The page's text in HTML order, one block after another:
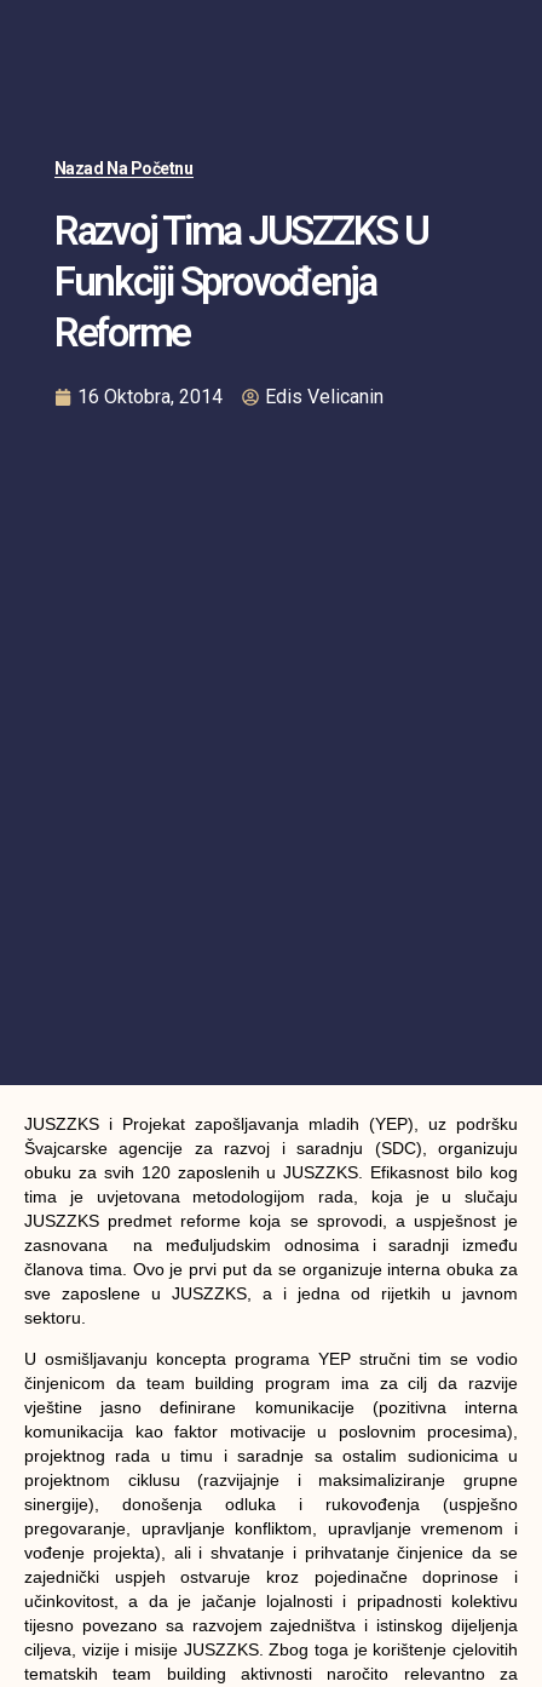
Nazad Na Početnu
Razvoj Tima JUSZZKS U
Funkciji Sprovođenja
Reforme
16 Oktobra, 2014 Edis Velicanin
JUSZZKS i Projekat zapošljavanja mladih (YEP), uz podršku
Švajcarske agencije za razvoj i saradnju (SDC), organizuju
obuku za svih 120 zaposlenih u JUSZZKS. Efikasnost bilo kog
tima je uvjetovana metodologijom rada, koja je u slučaju
JUSZZKS predmet reforme koja se sprovodi, a uspješnost je
zasnovana na međuljudskim odnosima i saradnji između
članova tima. Ovo je prvi put da se organizuje interna obuka za
sve zaposlene u JUSZZKS, a i jedna od rijetkih u javnom
sektoru.
U osmišljavanju koncepta programa YEP stručni tim se vodio
činjenicom da team building program ima za cilj da razvije
vještine jasno definirane komunikacije (pozitivna interna
komunikacija kao faktor motivacije u poslovnim procesima),
projektnog rada u timu i saradnje sa ostalim sudionicima u
projektnom ciklusu (razvijajnje i maksimaliziranje grupne
sinergije), donošenja odluka i rukovođenja (uspješno
pregovaranje, upravljanje konfliktom, upravljanje vremenom i
vođenje projekta), ali i shvatanje i prihvatanje činjenice da se
zajednički uspjeh ostvaruje kroz pojedinačne doprinose i
učinkovitost, a da je jačanje lojalnosti i pripadnosti kolektivu
tijesno povezano sa razvojem zajedništva i istinskog dijeljenja
ciljeva, vizije i misije JUSZZKS. Zbog toga je korištenje cjelovitih
tematskih team building aktivnosti naročito relevantno za